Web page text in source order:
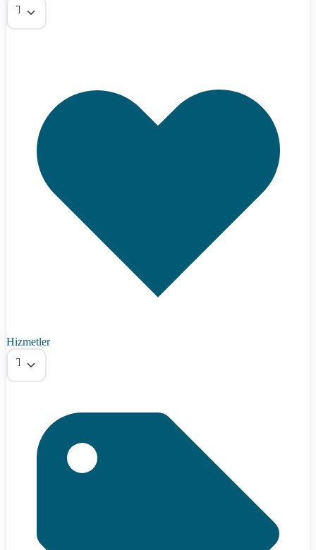
Tümü
Hizmetler
Tümü